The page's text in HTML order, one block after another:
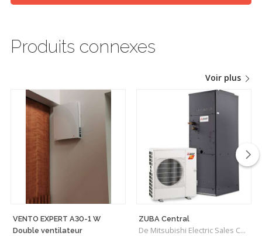
Produits connexes
Voir plus
VENTO EXPERT A30-1 W
Double ventilateur
ZUBA Central
De Mitsubishi Electric Sales Canada Inc.